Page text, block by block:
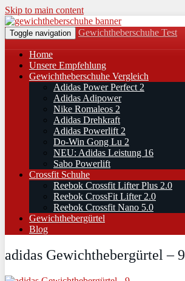
Skip to main content
Toggle navigation Gewichtheberschuhe Test
Home
Unsere Empfehlung
Gewichtheberschuhe Vergleich
Adidas Power Perfect 2
Adidas Adipower
Nike Romaleos 2
Adidas Drehkraft
Adidas Powerlift 2
Do-Win Gong Lu 2
NEU: Adidas Leistung 16
Sabo Powerlift
Crossfit Schuhe
Reebok Crossfit Lifter Plus 2.0
Reebok CrossFit Lifter 2.0
Reebok Crossfit Nano 5.0
Gewichthebergürtel
Blog
adidas Gewichthebergürtel – 9